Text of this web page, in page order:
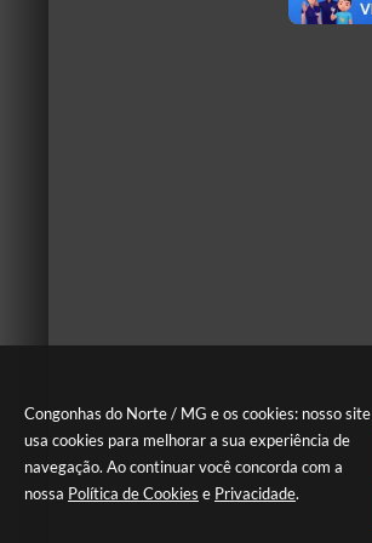
Congonhas do Norte / MG e os cookies: nosso site
usa cookies para melhorar a sua experiência de
navegação. Ao continuar você concorda com a
nossa Política de Cookies e Privacidade.